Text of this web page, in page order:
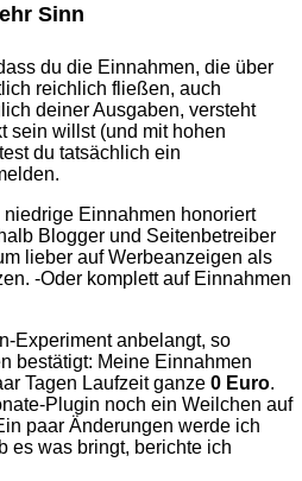
Sinn
du die Einnahmen, die über
reichlich fließen, auch
deiner Ausgaben, versteht
sein willst (und mit hohen
du tatsächlich ein
Einnahmen honoriert
Blogger und Seitenbetreiber
lieber auf Werbeanzeigen als
-Oder komplett auf Einnahmen
Experiment anbelangt, so
bestätigt: Meine Einnahmen
Tagen Laufzeit ganze 0 Euro.
Plugin noch ein Weilchen auf
paar Änderungen werde ich
es was bringt, berichte ich